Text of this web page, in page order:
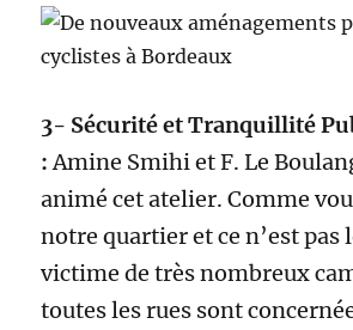
3- Sécurité et Tranquillité
:Amine Smihi et F. Le
animé cet atelier. Comme
notre quartier et ce n’est pas
victime de très nombreux
toutes les rues sont